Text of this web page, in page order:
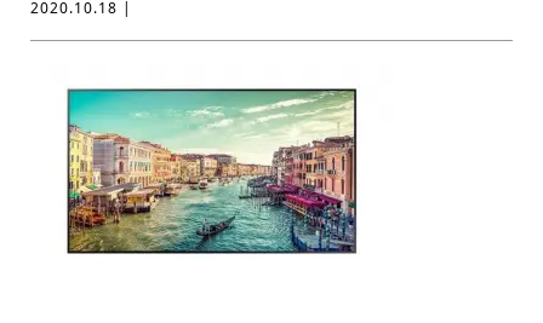
2020.10.18 |